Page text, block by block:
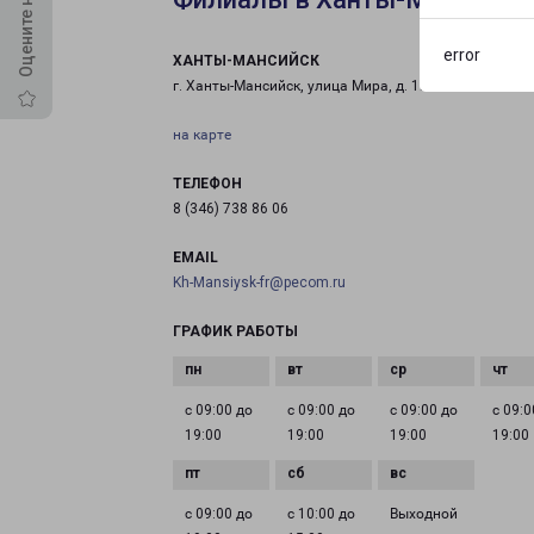
error
ХАНТЫ-МАНСИЙСК
г. Ханты-Мансийск, улица Мира, д. 120/7
на карте
ТЕЛЕФОН
8 (346) 738 86 06
EMAIL
Kh-Mansiysk-fr@pecom.ru
ГРАФИК РАБОТЫ
с 09:00 до
19:00
с 09:00 до
19:00
с 09:00 до
19:00
с
19:00
с 09:00 до
с 10:00 до
Выходной